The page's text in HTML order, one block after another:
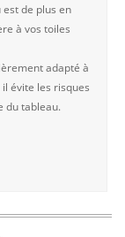
est de plus en
à vos toiles
adapté à
évite les risques
du tableau.